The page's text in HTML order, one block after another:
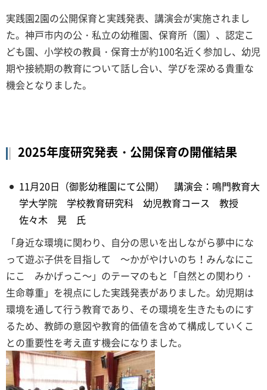
実践園2園の公開保育と実践発表、講演会が実施されまし
た。神戸市内の公・私立の幼稚園、保育所（園）、認定こ
ども園、小学校の教員・保育士が約100名近く参加し、幼児
期や接続期の教育について話し合い、学びを深める貴重な
機会となりました。
2025年度研究発表・公開保育の開催結果
11月20日（御影幼稚園にて公開） 講演会：鳴門教育大
学大学院 学校教育研究科 幼児教育コース 教授
佐々木 晃 氏
「身近な環境に関わり、自分の思いを出しながら夢中にな
って遊ぶ子供を目指して ～かがやけいのち！みんなにこ
にこ みかげっこ～」のテーマのもと「自然との関わり・
生命尊重」を視点にした実践発表がありました。幼児期は
環境を通して行う教育であり、その環境を生きたものにす
るため、教師の意図や教育的価値を含めて構成していくこ
との重要性を考え直す機会になりました。